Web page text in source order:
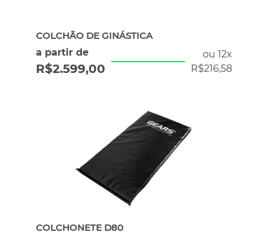
COLCHÃO DE GINÁSTICA
ou 12x
R$216,58
a partir de
R$2.599,00
COLCHONETE D80